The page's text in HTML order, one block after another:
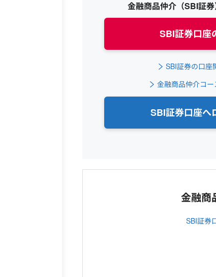
金融商品仲介（SBI証
SBI証券口座
SBI証券の口座
金融商品仲介コ
SBI証券口座へ
金融商
SBI証券